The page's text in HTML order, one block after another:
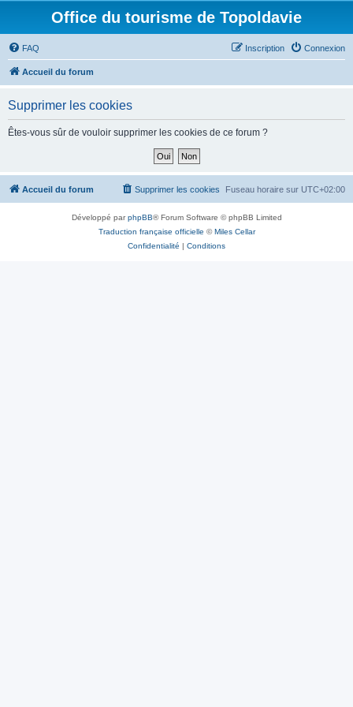
Office du tourisme de Topoldavie
FAQ Connexion
Inscription
Accueil du forum
Supprimer les cookies
Êtes-vous sûr de vouloir supprimer les cookies de ce forum ?
Accueil du forum Fuseau horaire sur UTC+02:00
Supprimer les cookies
Développé parphpBB® Forum Software © phpBB Limited
Traduction française officielle ©Miles Cellar
Confidentialité | Conditions